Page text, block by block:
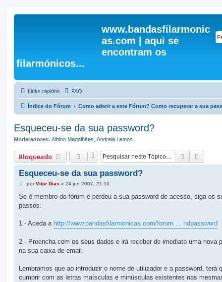
www.bandasfilarmonic
as.com | aqui se
encontram os
filarmónicos...
Links rápidos FAQ
Índice do Fórum Como aderir a este Fórum? Como recuperar a sua
Esqueceu-se da sua password?
Moderadores: Albino Magalhães Andreia Lemos
Bloqueado Pesquisar
Esqueceu-se da sua password?
M
n
a
m
porVitor Dias » 24 jun 2007, 21:10
Se é membro do fórum e perdeu a sua password de acesso, siga os
passos:
1 - Aceda a http://www.bandasfilarmonicas.com/forum ... ndpassword
2 - Preencha com os seus dados e irá receber de imediato uma nova
na sua caixa de email.
Lembramos que ao introduzir o nome de utilizador e a password, terá
cumprir com as letras maísculas e minúsculas existentes nas